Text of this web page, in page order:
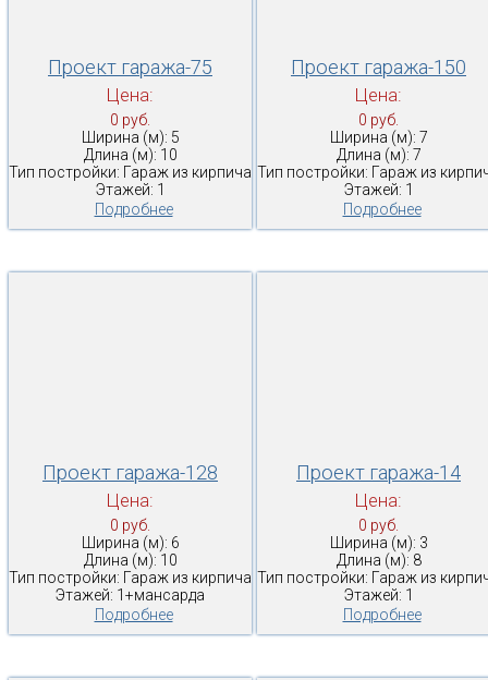
Проект гаража-75
Цена:
0 руб.
Ширина (м): 5
Длина (м): 10
Тип постройки: Гараж из кирпича
Этажей: 1
Подробнее
Проект гаража-150
Цена:
0 руб.
Ширина (м): 7
Длина (м): 7
Тип постройки: Гараж из
Этажей: 1
Подробнее
Проект гаража-128
Цена:
0 руб.
Ширина (м): 6
Длина (м): 10
Тип постройки: Гараж из кирпича
Этажей: 1+мансарда
Подробнее
Проект гаража-14
Цена:
0 руб.
Ширина (м): 3
Длина (м): 8
Тип постройки: Гараж из
Этажей: 1
Подробнее